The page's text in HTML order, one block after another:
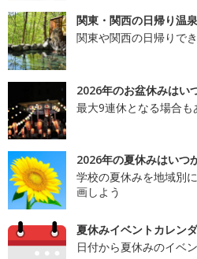
関東・関西の日帰り温泉
関東や関西の日帰りで
2026年のお盆休みはい
最大9連休となる場合も
2026年の夏休みはいつ
学校の夏休みを地域別
画しよう
夏休みイベントカレン
日付から夏休みのイベ